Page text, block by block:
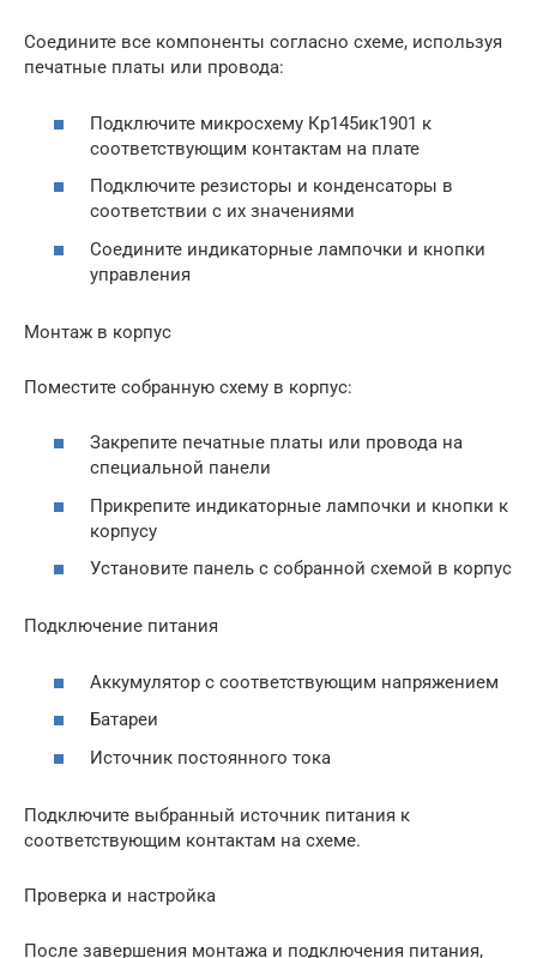
Соедините все компоненты согласно схеме, используя
печатные платы или провода:
Подключите микросхему Кр145ик1901 к
соответствующим контактам на плате
Подключите резисторы и конденсаторы в
соответствии с их значениями
Соедините индикаторные лампочки и кнопки
управления
Монтаж в корпус
Поместите собранную схему в корпус:
Закрепите печатные платы или провода на
специальной панели
Прикрепите индикаторные лампочки и кнопки к
корпусу
Установите панель с собранной схемой в корпус
Подключение питания
Аккумулятор с соответствующим напряжением
Батареи
Источник постоянного тока
Подключите выбранный источник питания к
соответствующим контактам на схеме.
Проверка и настройка
После завершения монтажа и подключения питания,